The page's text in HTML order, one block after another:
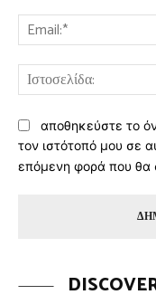
αποθηκεύστε το
τον ιστότοπό μου σε
επόμενη φορά που θα